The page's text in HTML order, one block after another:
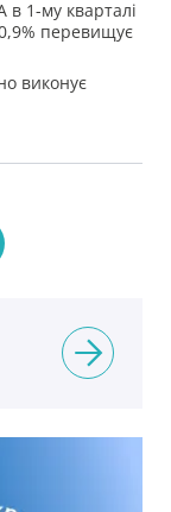
в 1-му кварталі
% перевищує
виконує